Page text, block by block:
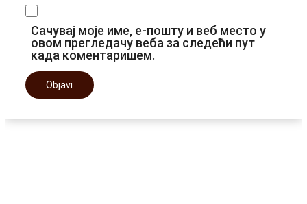
Сачувај моје име, е-пошту и веб место у
овом прегледачу веба за следећи пут
када коментаришем.